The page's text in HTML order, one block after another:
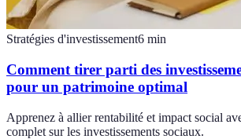
Stratégies d'investissement6 min
Comment tirer parti des
pour un patrimoine optimal
Apprenez à allier rentabilité et impact social
complet sur les investissements sociaux.